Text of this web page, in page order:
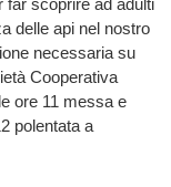
far scoprire ad adulti
delle api nel nostro
necessaria su
Cooperativa
ore 11 messa e
polentata a